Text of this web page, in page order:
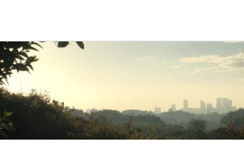
Ga
naar
de
inhoud